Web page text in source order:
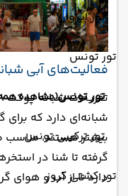
تور ایروان
تور تونس
تور تونس(مشاهده
تور ترکیبی تونس
تور کشتی کروز
فعالیت‌های آبی
تفریحات شبانه
شبانه‌ای دارد که
بیشتر هستند،
گرفته تا شنا در
دارد تا از آب و هوای